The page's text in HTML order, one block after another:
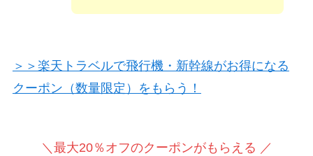
＞＞楽天トラベルで飛行機・新幹線がお得になる
クーポン（数量限定）をもらう！
＼最大20％オフのクーポンがもらえる ／